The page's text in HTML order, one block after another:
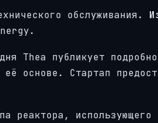
обслуживания.
Thea публикует
основе. Стартап
реактора, использующего